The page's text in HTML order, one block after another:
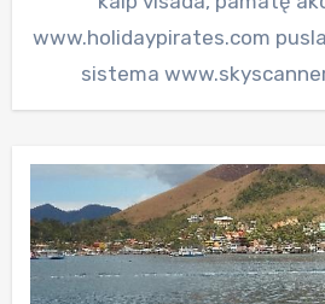
www.holidaypirates.com
sistema